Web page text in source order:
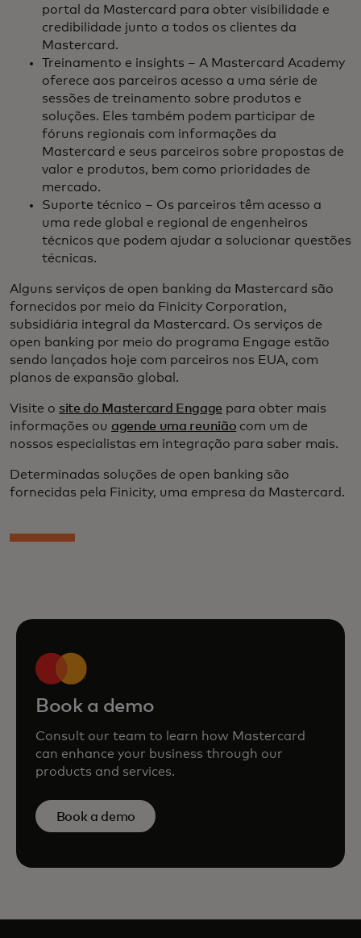
portal da Mastercard para obter visibilidade e
credibilidade junto a todos os clientes da
Mastercard.
Treinamento e insights – A Mastercard Academy
oferece aos parceiros acesso a uma série de
sessões de treinamento sobre produtos e
soluções. Eles também podem participar de
fóruns regionais com informações da
Mastercard e seus parceiros sobre propostas de
valor e produtos, bem como prioridades de
mercado.
Suporte técnico – Os parceiros têm acesso a
uma rede global e regional de engenheiros
técnicos que podem ajudar a solucionar questões
técnicas.
Alguns serviços de open banking da Mastercard são
fornecidos por meio da Finicity Corporation,
subsidiária integral da Mastercard. Os serviços de
open banking por meio do programa Engage estão
sendo lançados hoje com parceiros nos EUA, com
planos de expansão global.
Visite o site do Mastercard Engage para obter mais
informações ou agende uma reunião com um de
nossos especialistas em integração para saber mais.
Determinadas soluções de open banking são
fornecidas pela Finicity, uma empresa da Mastercard.
Book a demo
Consult our team to learn how Mastercard
can enhance your business through our
products and services.
Book a demo